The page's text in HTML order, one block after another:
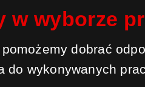
w wyborze
dobrać
do wykonywanych